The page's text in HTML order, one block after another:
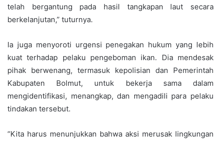
telah bergantung pada hasil tangkapan laut secara
berkelanjutan,” tuturnya.
Ia juga menyoroti urgensi penegakan hukum yang lebih
kuat terhadap pelaku pengeboman ikan. Dia mendesak
pihak berwenang, termasuk kepolisian dan Pemerintah
Kabupaten Bolmut, untuk bekerja sama dalam
mengidentifikasi, menangkap, dan mengadili para pelaku
tindakan tersebut.
“Kita harus menunjukkan bahwa aksi merusak lingkungan